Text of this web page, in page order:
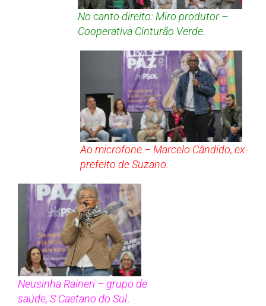
No canto direito: Miro produtor –
Cooperativa Cinturão Verde.
Ao microfone – Marcelo Cândido, ex-
prefeito de Suzano.
Neusinha Raineri – grupo de
saúde, S Caetano do Sul.